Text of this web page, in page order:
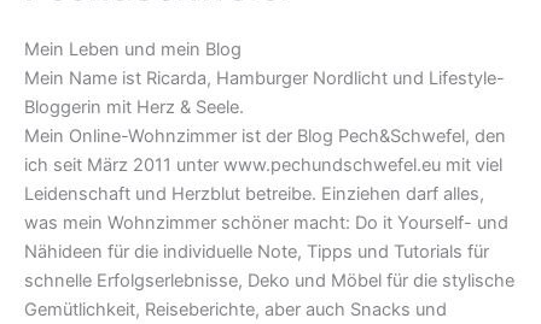
Mein Leben und mein Blog
Mein Name ist Ricarda, Hamburger Nordlicht und Lifestyle-
Bloggerin mit Herz & Seele.
Mein Online-Wohnzimmer ist der Blog Pech&Schwefel, den
ich seit März 2011 unter www.pechundschwefel.eu mit viel
Leidenschaft und Herzblut betreibe. Einziehen darf alles,
was mein Wohnzimmer schöner macht: Do it Yourself- und
Nähideen für die individuelle Note, Tipps und Tutorials für
schnelle Erfolgserlebnisse, Deko und Möbel für die stylische
Gemütlichkeit, Reiseberichte, aber auch Snacks und